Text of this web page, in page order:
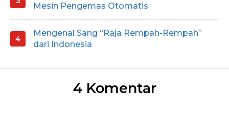
Mesin Pengemas Otomatis
Mengenal Sang “Raja Rempah-Rempah”
dari Indonesia
4 Komentar